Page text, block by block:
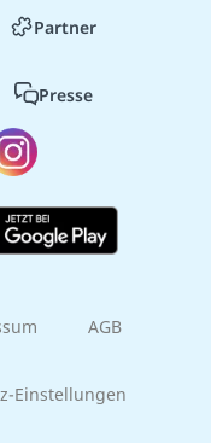
Partner
Presse
AGB
Einstellungen